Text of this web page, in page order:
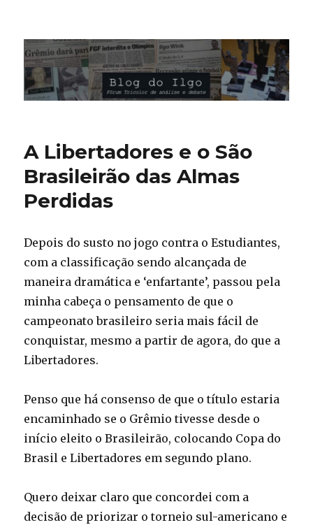
Blog do Ilgo Wink
A Libertadores e o São
Brasileirão das Almas
Perdidas
Depois do susto no jogo contra o Estudiantes,
com a classificação sendo alcançada de
maneira dramática e ‘enfartante’, passou pela
minha cabeça o pensamento de que o
campeonato brasileiro seria mais fácil de
conquistar, mesmo a partir de agora, do que a
Libertadores.
Penso que há consenso de que o título estaria
encaminhado se o Grêmio tivesse desde o
início eleito o Brasileirão, colocando Copa do
Brasil e Libertadores em segundo plano.
Quero deixar claro que concordei com a
decisão de priorizar o torneio sul-americano e